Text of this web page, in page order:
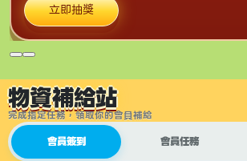
立即抽獎
物資補給站
完成指定任務，領取你的會員補給
會員簽到 會員任務